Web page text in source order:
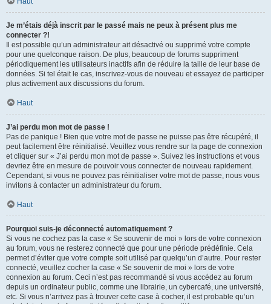
Je m’étais déjà inscrit par le passé mais ne peux à présent plus me
connecter ?!
Il est possible qu’un administrateur ait désactivé ou supprimé votre compte
pour une quelconque raison. De plus, beaucoup de forums suppriment
périodiquement les utilisateurs inactifs afin de réduire la taille de leur base de
données. Si tel était le cas, inscrivez-vous de nouveau et essayez de participer
plus activement aux discussions du forum.
Haut
J’ai perdu mon mot de passe !
Pas de panique ! Bien que votre mot de passe ne puisse pas être récupéré, il
peut facilement être réinitialisé. Veuillez vous rendre sur la page de connexion
et cliquer sur « J’ai perdu mon mot de passe ». Suivez les instructions et vous
devriez être en mesure de pouvoir vous connecter de nouveau rapidement.
Cependant, si vous ne pouvez pas réinitialiser votre mot de passe, nous vous
invitons à contacter un administrateur du forum.
Haut
Pourquoi suis-je déconnecté automatiquement ?
Si vous ne cochez pas la case « Se souvenir de moi » lors de votre connexion
au forum, vous ne resterez connecté que pour une période prédéfinie. Cela
permet d’éviter que votre compte soit utilisé par quelqu’un d’autre. Pour rester
connecté, veuillez cocher la case « Se souvenir de moi » lors de votre
connexion au forum. Ceci n’est pas recommandé si vous accédez au forum
depuis un ordinateur public, comme une librairie, un cybercafé, une université,
etc. Si vous n’arrivez pas à trouver cette case à cocher, il est probable qu’un